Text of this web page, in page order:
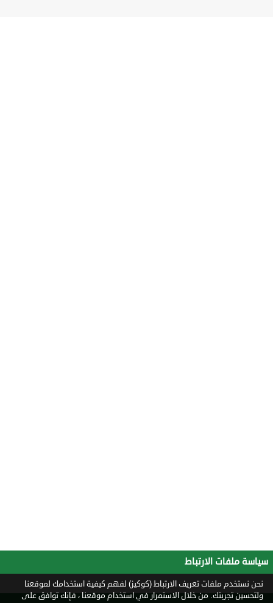
سياسة ملفات الارتباط
نحن نستخدم ملفات تعريف الارتباط (كوكيز) لفهم كيفية استخدامك لموقعنا
ولتحسين تجربتك. من خلال الاستمرار في استخدام موقعنا ، فإنك توافق على